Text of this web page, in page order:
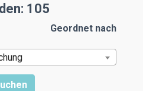
105
Geordnet nach